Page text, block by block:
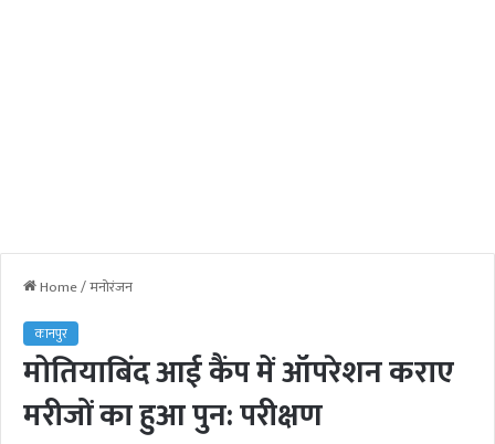
Home/मनोरंजन
कानपुर
मोतियाबिंद आई कैंप में ऑपरेशन कराए
मरीजों का हुआ पुन: परीक्षण